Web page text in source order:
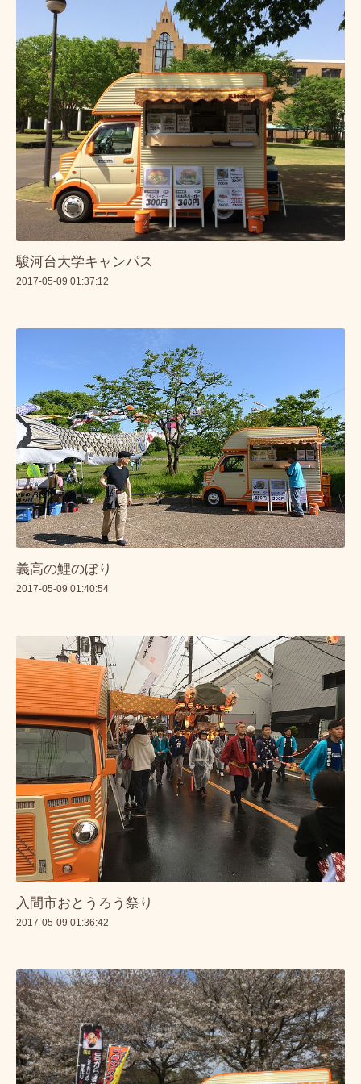
駿河台大学キャンパス
2017-05-09 01:37:12
義高の鯉のぼり
2017-05-09 01:40:54
入間市おとうろう祭り
2017-05-09 01:36:42